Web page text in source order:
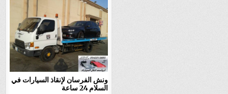
ونش الفرسان لإنقاذ السيارات في
السلام 24 ساعة